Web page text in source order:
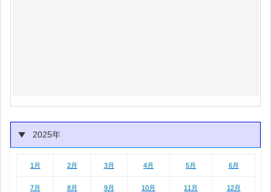
2025年
1月 2月 3月 4月 5月 6月
7月 8月 9月 10月 11月 12月